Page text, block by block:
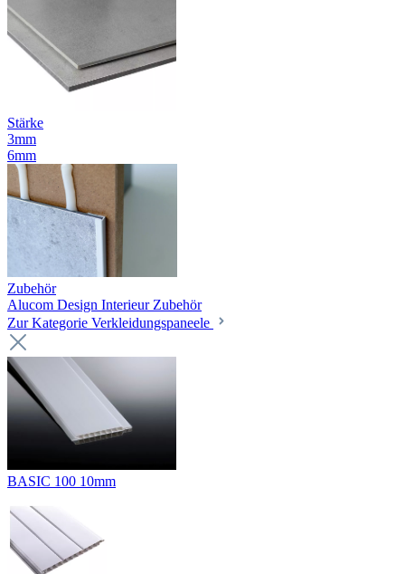
Stärke
3mm
6mm
Zubehör
Alucom Design Interieur Zubehör
Zur Kategorie Verkleidungspaneele
BASIC 100 10mm